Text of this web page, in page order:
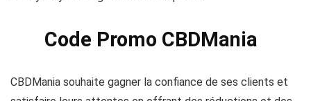
Code Promo CBDMania
CBDMania souhaite gagner la confiance de ses clients et